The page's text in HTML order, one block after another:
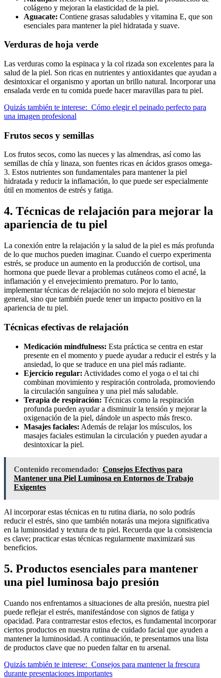
colágeno y mejoran la elasticidad de la piel.
Aguacate: Contiene grasas saludables y vitamina E, que son
esenciales para mantener la piel hidratada y suave.
Verduras de hoja verde
Las verduras como la espinaca y la col rizada son excelentes para la
salud de la piel. Son ricas en nutrientes y antioxidantes que ayudan a
desintoxicar el organismo y aportan un brillo natural. Incorporar una
ensalada verde en tu comida puede hacer maravillas para tu piel.
Quizás también te interese: Cómo elegir el peinado perfecto para
una imagen profesional
Frutos secos y semillas
Los frutos secos, como las nueces y las almendras, así como las
semillas de chía y linaza, son fuentes ricas en ácidos grasos omega-
3. Estos nutrientes son fundamentales para mantener la piel
hidratada y reducir la inflamación, lo que puede ser especialmente
útil en momentos de estrés y fatiga.
4. Técnicas de relajación para mejorar la
apariencia de tu piel
La conexión entre la relajación y la salud de la piel es más profunda
de lo que muchos pueden imaginar. Cuando el cuerpo experimenta
estrés, se produce un aumento en la producción de cortisol, una
hormona que puede llevar a problemas cutáneos como el acné, la
inflamación y el envejecimiento prematuro. Por lo tanto,
implementar técnicas de relajación no solo mejora el bienestar
general, sino que también puede tener un impacto positivo en la
apariencia de tu piel.
Técnicas efectivas de relajación
Medicación mindfulness: Esta práctica se centra en estar
presente en el momento y puede ayudar a reducir el estrés y la
ansiedad, lo que se traduce en una piel más radiante.
Ejercicio regular: Actividades como el yoga o el tai chi
combinan movimiento y respiración controlada, promoviendo
la circulación sanguínea y una piel más saludable.
Terapia de respiración: Técnicas como la respiración
profunda pueden ayudar a disminuir la tensión y mejorar la
oxigenación de la piel, dándole un aspecto más fresco.
Masajes faciales: Además de relajar los músculos, los
masajes faciales estimulan la circulación y pueden ayudar a
desintoxicar la piel.
Contenido recomendado: Consejos Efectivos para
Mantener una Piel Luminosa en Entornos de Trabajo
Exigentes
Al incorporar estas técnicas en tu rutina diaria, no solo podrás
reducir el estrés, sino que también notarás una mejora significativa
en la luminosidad y textura de tu piel. Recuerda que la consistencia
es clave; practicar estas técnicas regularmente maximizará sus
beneficios.
5. Productos esenciales para mantener
una piel luminosa bajo presión
Cuando nos enfrentamos a situaciones de alta presión, nuestra piel
puede reflejar el estrés, manifestándose con signos de fatiga y
opacidad. Para contrarrestar estos efectos, es fundamental incorporar
ciertos productos en nuestra rutina de cuidado facial que ayuden a
mantener la luminosidad. A continuación, te presentamos una lista
de productos clave que no pueden faltar en tu arsenal.
Quizás también te interese: Consejos para mantener la frescura
durante presentaciones importantes